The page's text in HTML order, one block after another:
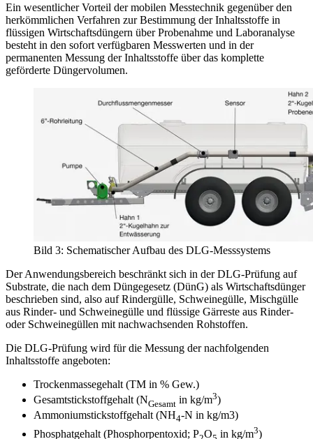
Ein wesentlicher Vorteil der mobilen Messtechnik gegenüber den
herkömmlichen Verfahren zur Bestimmung der Inhaltsstoffe in
flüssigen Wirtschaftsdüngern über Probenahme und Laboranalyse
besteht in den sofort verfügbaren Messwerten und in der
permanenten Messung der Inhaltsstoffe über das komplette
geförderte Düngervolumen.
Bild 3: Schematischer Aufbau des DLG-Messsystems
Der Anwendungsbereich beschränkt sich in der DLG-Prüfung auf
Substrate, die nach dem Düngegesetz (DünG) als Wirtschaftsdünger
beschrieben sind, also auf Rindergülle, Schweinegülle, Mischgülle
aus Rinder- und Schweinegülle und flüssige Gärreste aus Rinder-
oder Schweinegüllen mit nachwachsenden Rohstoffen.
Die DLG-Prüfung wird für die Messung der nachfolgenden
Inhaltsstoffe angeboten:
Trockenmassegehalt (TM in % Gew.)
Gesamtstickstoffgehalt (NGesamt in kg/m3)
Ammoniumstickstoffgehalt (NH4-N in kg/m3)
Phosphatgehalt (Phosphorpentoxid; P O in kg/m3)